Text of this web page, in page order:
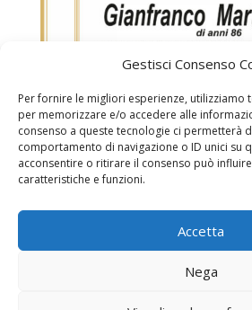
Gestisci Consenso
Per fornire le migliori esperienze, utilizziamo
per memorizzare e/o accedere alle
consenso a queste tecnologie ci permetterà
comportamento di navigazione o ID unici su
acconsentire o ritirare il consenso può
caratteristiche e funzioni.
Accetta
Nega
Necrologi